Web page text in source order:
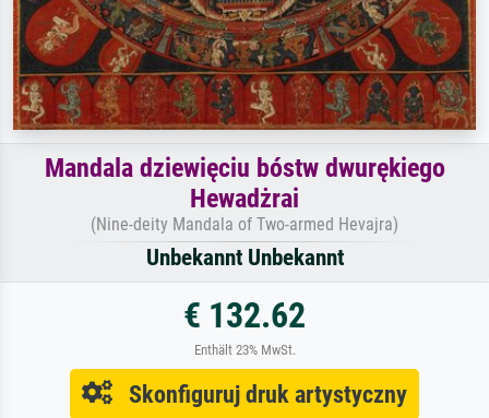
Mandala dziewięciu bóstw dwurękiego
Hewadżrai
(Nine-deity Mandala of Two-armed Hevajra)
Unbekannt Unbekannt
€ 132.62
Enthält 23% MwSt.
Skonfiguruj druk artystyczny